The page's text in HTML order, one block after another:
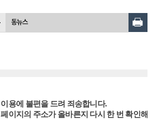
동뉴스
이용에 불편을 드려 죄송합니다.
페이지의 주소가 올바른지 다시 한 번 확인해